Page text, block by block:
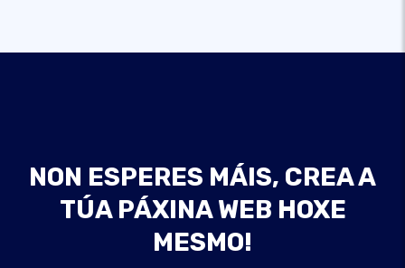
NON ESPERES MÁIS, CREA A
TÚA PÁXINA WEB HOXE
MESMO!